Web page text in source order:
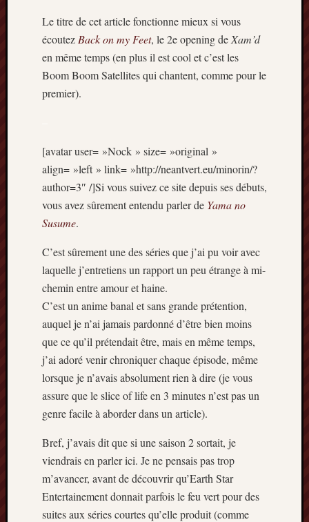
Le titre de cet article fonctionne mieux si vous
écoutez Back on my Feet, le 2e opening de Xam’d
en même temps (en plus il est cool et c’est les
Boom Boom Satellites qui chantent, comme pour le
premier).
[avatar user= »Nock » size= »original »
align= »left » link= »http://neantvert.eu/minorin/?
author=3″ /]Si vous suivez ce site depuis ses débuts,
vous avez sûrement entendu parler de Yama no
Susume.
C’est sûrement une des séries que j’ai pu voir avec
laquelle j’entretiens un rapport un peu étrange à mi-
chemin entre amour et haine.
C’est un anime banal et sans grande prétention,
auquel je n’ai jamais pardonné d’être bien moins
que ce qu’il prétendait être, mais en même temps,
j’ai adoré venir chroniquer chaque épisode, même
lorsque je n’avais absolument rien à dire (je vous
assure que le slice of life en 3 minutes n’est pas un
genre facile à aborder dans un article).
Bref, j’avais dit que si une saison 2 sortait, je
viendrais en parler ici. Je ne pensais pas trop
m’avancer, avant de découvrir qu’Earth Star
Entertainement donnait parfois le feu vert pour des
suites aux séries courtes qu’elle produit (comme